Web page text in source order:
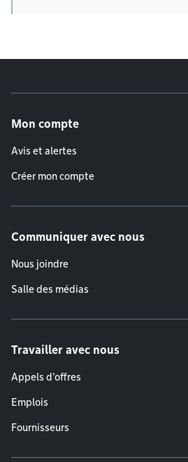
Mon compte
Avis et alertes
Créer mon compte
Communiquer avec nous
Nous joindre
Salle des médias
Travailler avec nous
Appels d'offres
Emplois
Fournisseurs